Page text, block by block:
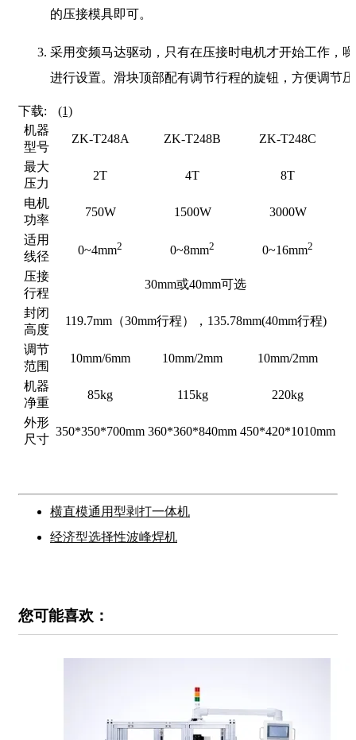
的压接模具即可。
采用变频马达驱动，只有在压接时电机才开始工作，
进行设置。滑块顶部配有调节行程的旋钮，方便调节
下载:
(1)
机器
型号
ZK-T248A ZK-T248B ZK-T248C
最大
压力
2T 4T 8T
电机
功率
750W 1500W 3000W
适用
线径
0~4mm2 0~8mm2 0~16mm2
压接
行程
30mm或40mm可选
封闭
高度
119.7mm（30mm行程），135.78mm(40mm行程)
调节
范围
10mm/6mm 10mm/2mm 10mm/2mm
机器
净重
85kg 115kg 220kg
外形
尺寸
350*350*700mm 360*360*840mm 450*420*1010mm
横直模通用型剥打一体机
经济型选择性波峰焊机
您可能喜欢：